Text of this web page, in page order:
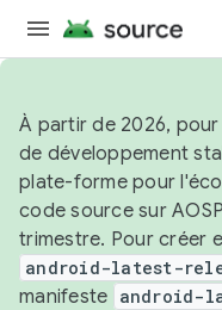
À partir de 2026,
de développement
plate-forme pour
code source sur
trimestre. Pour créer
android-latest-
manifeste android-